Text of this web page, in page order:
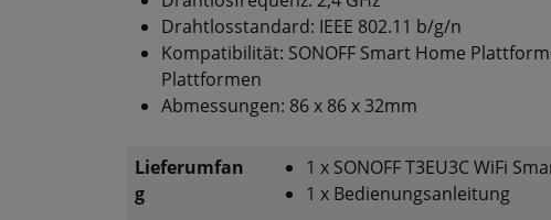
Drahtlosstandard: IEEE 802.11 b/g/n
Kompatibilität: SONOFF Smart Home
Plattformen
Abmessungen: 86 x 86 x 32mm
Lieferumfan
g
1 x SONOFF T3EU3C WiFi
1 x Bedienungsanleitung